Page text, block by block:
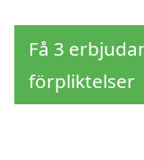
Få 3
förpliktelser